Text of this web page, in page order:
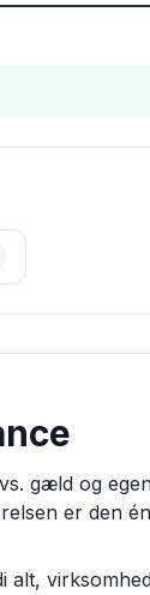
gæld og
er den